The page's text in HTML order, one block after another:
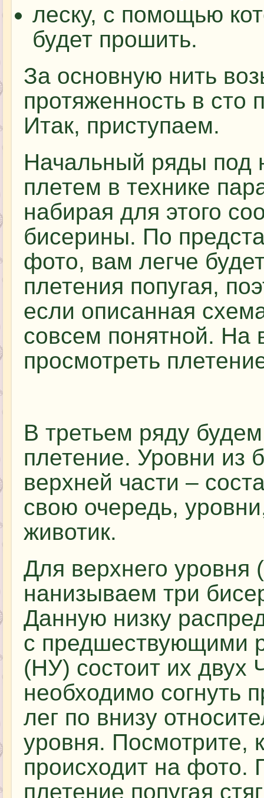
леску, с помощью
будет прошить.
За основную нить
протяженность в сто
Итак, приступаем.
Начальный ряды под
плетем в технике
набирая для этого
бисерины. По
фото, вам легче
плетения попугая,
если описанная
совсем понятной. На
просмотреть
В третьем ряду
плетение. Уровни из
верхней части –
свою очередь,
животик.
Для верхнего уровня
нанизываем три
Данную низку
с предшествующими
(НУ) состоит их
необходимо согнуть
лег по внизу
уровня. Посмотрите,
происходит на фото.
плетение попугая